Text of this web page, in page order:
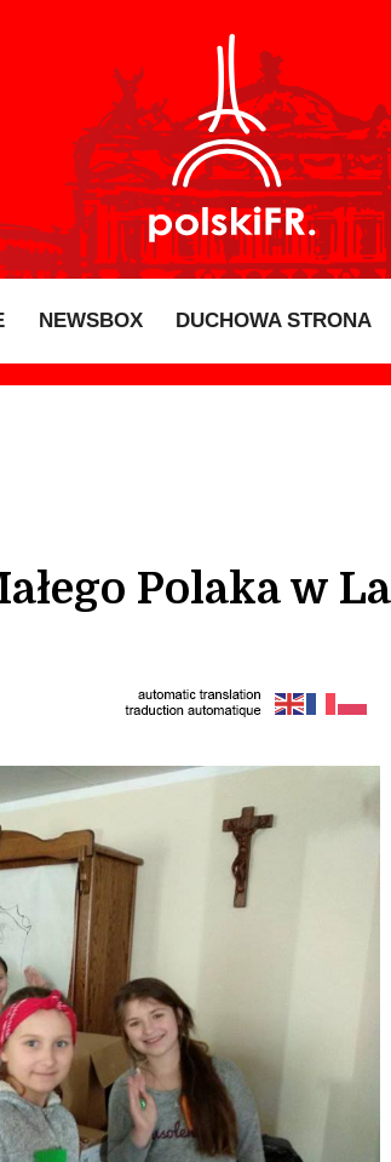
NEWSBOX DUCHOWA STRONA
Polaka w La